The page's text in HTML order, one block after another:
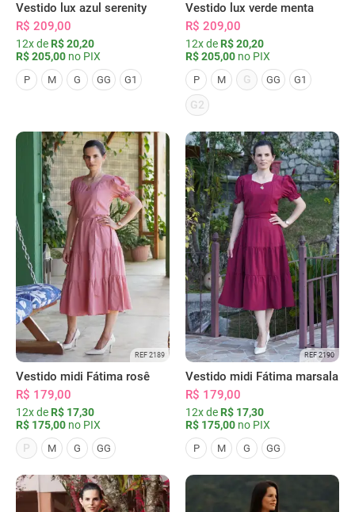
Vestido lux azul serenity
R$ 209,00
12x de R$ 20,20
R$ 205,00 no PIX
P M G GG G1
Vestido lux verde menta
R$ 209,00
12x de R$ 20,20
R$ 205,00 no PIX
P M G GG G1
G2
REF 2189
Vestido midi Fátima rosê
R$ 179,00
12x de R$ 17,30
R$ 175,00 no PIX
P
M G GG
REF 2190
Vestido midi Fátima marsala
R$ 179,00
12x de R$ 17,30
R$ 175,00 no PIX
P M G GG